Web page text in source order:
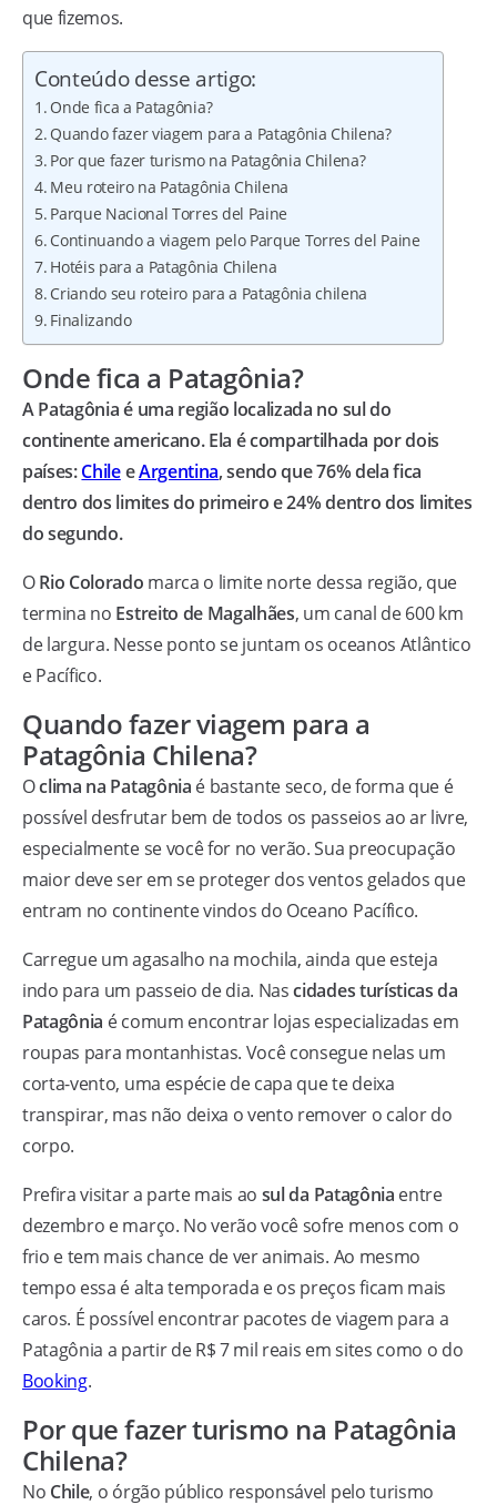
que fizemos.
Conteúdo desse artigo:
Onde fica a Patagônia?
Quando fazer viagem para a Patagônia Chilena?
Por que fazer turismo na Patagônia Chilena?
Meu roteiro na Patagônia Chilena
Parque Nacional Torres del Paine
Continuando a viagem pelo Parque Torres del Paine
Hotéis para a Patagônia Chilena
Criando seu roteiro para a Patagônia chilena
Finalizando
Onde fica a Patagônia?
A Patagônia é uma região localizada no sul do
continente americano. Ela é compartilhada por dois
países:ChileeArgentina, sendo que 76% dela fica
dentro dos limites do primeiro e 24% dentro dos limites
do segundo.
ORio Colorado marca o limite norte dessa região, que
termina no Estreito de Magalhães, um canal de 600 km
de largura. Nesse ponto se juntam os oceanos Atlântico
e Pacífico.
Quando fazer viagem para a
Patagônia Chilena?
Oclima na Patagônia é bastante seco, de forma que é
possível desfrutar bem de todos os passeios ao ar livre,
especialmente se você for no verão. Sua preocupação
maior deve ser em se proteger dos ventos gelados que
entram no continente vindos do Oceano Pacífico.
Carregue um agasalho na mochila, ainda que esteja
indo para um passeio de dia. Nascidades turísticas da
Patagônia é comum encontrar lojas especializadas em
roupas para montanhistas. Você consegue nelas um
corta-vento, uma espécie de capa que te deixa
transpirar, mas não deixa o vento remover o calor do
corpo.
Prefira visitar a parte mais ao sul da Patagônia entre
dezembro e março. No verão você sofre menos com o
frio e tem mais chance de ver animais. Ao mesmo
tempo essa é alta temporada e os preços ficam mais
caros. É possível encontrar pacotes de viagem para a
Patagônia a partir de R$ 7 mil reais em sites como o do
Booking.
Por que fazer turismo na Patagônia
Chilena?
No Chile, o órgão público responsável pelo turismo